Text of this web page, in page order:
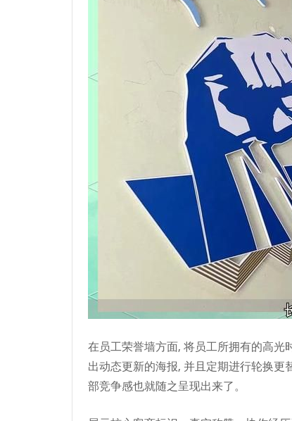
在员工荣誉墙方面, 将员工所拥有的高
出动态更新的海报, 并且定期进行轮换
部竞争感也就随之呈现出来了。